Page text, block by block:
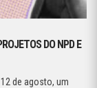
DO NPD E
de agosto, um